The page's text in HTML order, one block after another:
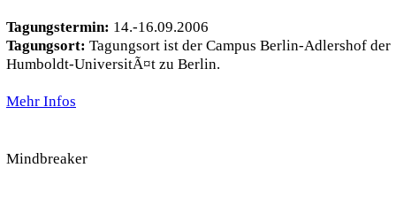
Tagungstermin: 14.-16.09.2006
Tagungsort: Tagungsort ist der Campus Berlin-Adlershof der
Humboldt-UniversitÃ¤t zu Berlin.
Mehr Infos
Mindbreaker